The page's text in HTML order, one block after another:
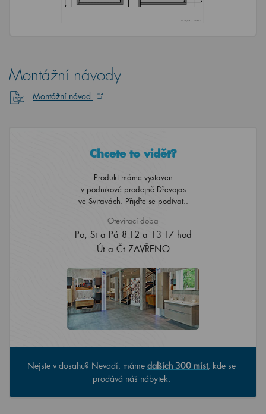
Montážní návody
Montážní návod
Chcete to vidět?
Produkt máme vystaven
v podnikové prodejně Dřevojas
ve Svitavách. Přijďte se podívat..
Otevírací doba
Po, St a Pá 8-12 a 13-17 hod
Út a Čt ZAVŘENO
Nejste v dosahu? Nevadí, máme dalších 300 míst, kde se
prodává náš nábytek.